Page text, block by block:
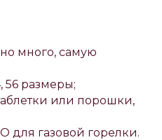
много, самую
56 размеры;
или порошки,
для газовой горелки.